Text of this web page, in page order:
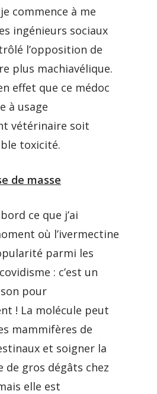
commence à me
ingénieurs sociaux
l’opposition de
plus machiavélique.
effet que ce médoc
à usage
vétérinaire soit
toxicité.
de masse
ce que j’ai
où l’ivermectine
parmi les
: c’est un
pour
! La molécule peut
mammifères de
et soigner la
de gros dégâts chez
elle est